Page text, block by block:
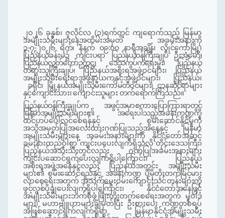
၂၀၂၆ ခုနှစ်၊ ဇူလိုင်လ (၃)ရက်တွင် ကျရောက်သည့် မြန်မာ
အမျိုးသမီးများနေ့အထိမ်းအမှတ် အခမ်းအနားကို
၃-၇-၂၀၂၆ ရက်၊ နံနက် ၀၉:၀၀ နာရီအချိန်၊ လွိုင်ကော်မြို့၊
ပြည်နယ်ခန်းမ၌
ကျင်းပရာ ပြည်နယ်ဝန်ကြီးချုပ် ဦးအံ့မော်၊
ပြည်နယ်လွှတ်တော်ဥက္ကဋ္ဌ၊ဒေသကွပ်ကဲရေးမှူး၊ပြည်နယ်
တရားသူကြီးချုပ်၊
ပြည်နယ်အစိုးရအဖွဲ့ဝင်များ၊
ပြည်နယ်
အမျိုးသမီးရေးရာအဖွဲ့နာယကနှင့်အဖွဲ့ဝင်များ၊ ပြည်နယ်၊
ခရိုင်၊ မြို့နယ်အမျိုးသမီးကော်မတီဝင်များ၊ ဌာနဆိုင်ရာများ
နှင့်ကျောင်းသား၊ကျောင်းသူများ တက်ရောက်ကြသည်။
ပြည်နယ်ဝန်ကြီးချုပ်က
အဖွင့်အမှာစကားပြောကြားရာတွင်
မြန်မာအမျိုးသမီးများ၏ အရေးပါသည့်အခန်းကဏ္ဍကို
ထင်ဟပ်ပေါ်လွင်စေရန်နှင့် စွမ်းဆောင်နိုင်မှုကို
အသိအမှတ်ပြုအလေးထားဂုဏ်ပြုသည့်အနေနှင့် မြန်မာ
အမျိုးသမီးများနေ့ အခမ်းအနားများကို နိုင်ငံတော်အဆင့်
ခမ်းနားထည်ဝါစွာ ကျင်းပပေးလျက်ရှိသလို တိုင်းဒေသကြီး၊
ပြည်နယ်အသီးသီးတွင်လည်း ဂုဏ်ပြုအခမ်းအနားများ
ကျင်းပဆောင်ရွက်ပေးလျက်ရှိပါကြောင်း၊ ပြည်နယ်
အစိုးရအဖွဲ့အနေနှင့်လည်း ပြည်နယ်အတွင်း အမျိုးသမီး
များ၏ စွမ်းဆောင်ရည်နှင့် အခန်းကဏ္ဍ ပိုမိုတိုးတက်မြင့်မား
လာစေရေးအတွက် အသက်မွေးဝမ်းကျောင်းသင်တန်းများကို
ဖွင့်လှစ်ပို့ချပေးလျက်ရှိပါကြောင်း၊ နိုင်ငံတော်အနေဖြင့်
အမျိုးသမီးများဘက်စုံဖွံ့ဖြိုးတိုးတက်စေရေးအတွက် မူဝါဒ
များ၊ မဟာဗျူဟာများချမှတ်ပြီး ဦးစားပေး ကဏ္ဍတစ်ရပ်
အဖြစ်ဆောင်ရွက်လျက်ရှိရာ မြန်မာနိုင်ငံအမျိုးသမီး